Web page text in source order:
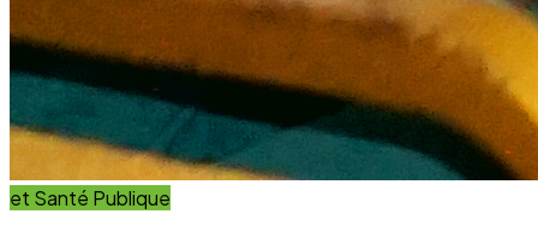
Impact Global
+15 Ans
D'engagement au service du développement durable.
Communauté